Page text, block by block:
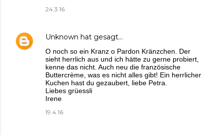
24.3.16
Unknown hat gesagt…
O noch so ein Kranz o Pardon Kränzchen. Der
sieht herrlich aus und ich hätte zu gerne probiert,
kenne das nicht. Auch neu die französische
Buttercrème, was es nicht alles gibt! Ein herrlicher
Kuchen hast du gezaubert, liebe Petra.
Liebes grüessli
Irene
19.4.16